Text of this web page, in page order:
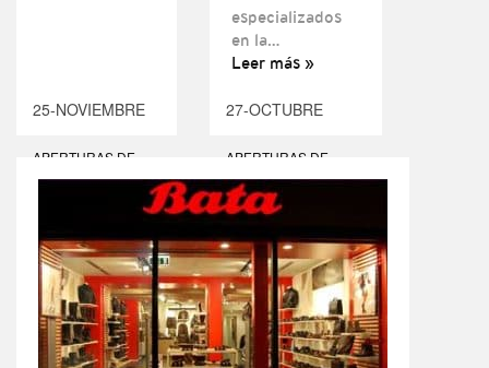
25-NOVIEMBRE
APERTURAS DE
TIENDAS,BLOG
especializados
en la…
Leer más »
27-OCTUBRE
APERTURAS DE
TIENDAS,BLOG,
EVENTOS